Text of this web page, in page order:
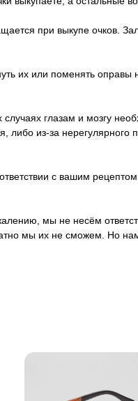
при выкупе очков.
их или поменять
глазам и мозгу
либо из-за
с вашим
мы не несём
мы их не сможем. Но